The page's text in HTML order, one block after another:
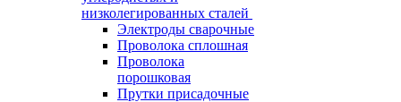
низколегированных сталей
Электроды сварочные
Проволока сплошная
Проволока
порошковая
Прутки присадочные